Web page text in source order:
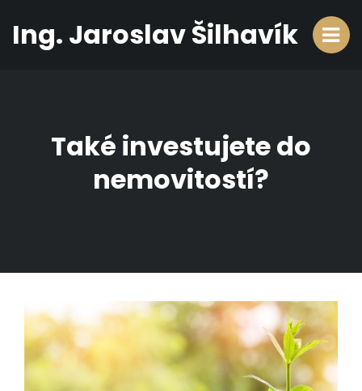
Ing. Jaroslav Šilhavík
Také investujete do
nemovitostí?